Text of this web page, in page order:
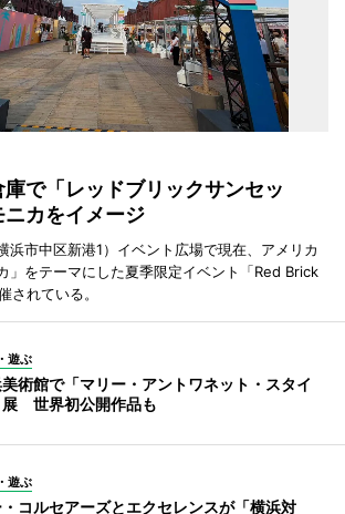
で「レッドブリックサンセッ
カをイメージ
浜市中区新港1）イベント広場で現在、アメリカ
」をテーマにした夏季限定イベント「Red Brick
れている。
遊ぶ
術館で「マリー・アントワネット・スタイ
展 世界初公開作品も
遊ぶ
・コルセアーズとエクセレンスが「横浜対